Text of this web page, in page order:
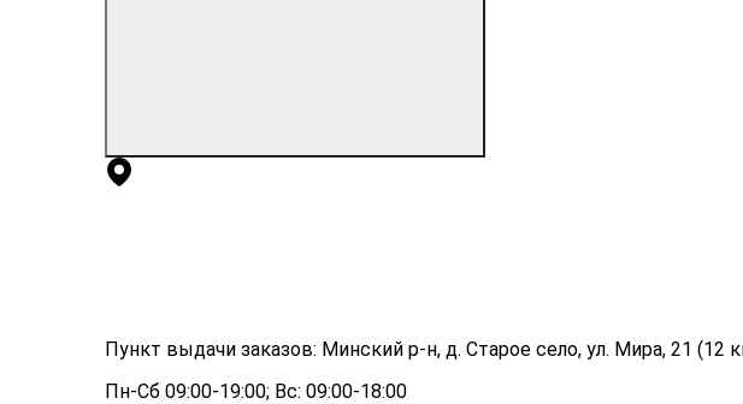
Пункт выдачи заказов: Минский р-н, д. Старое село, ул. Мира, 21
Пн-Сб 09:00-19:00; Вс: 09:00-18:00